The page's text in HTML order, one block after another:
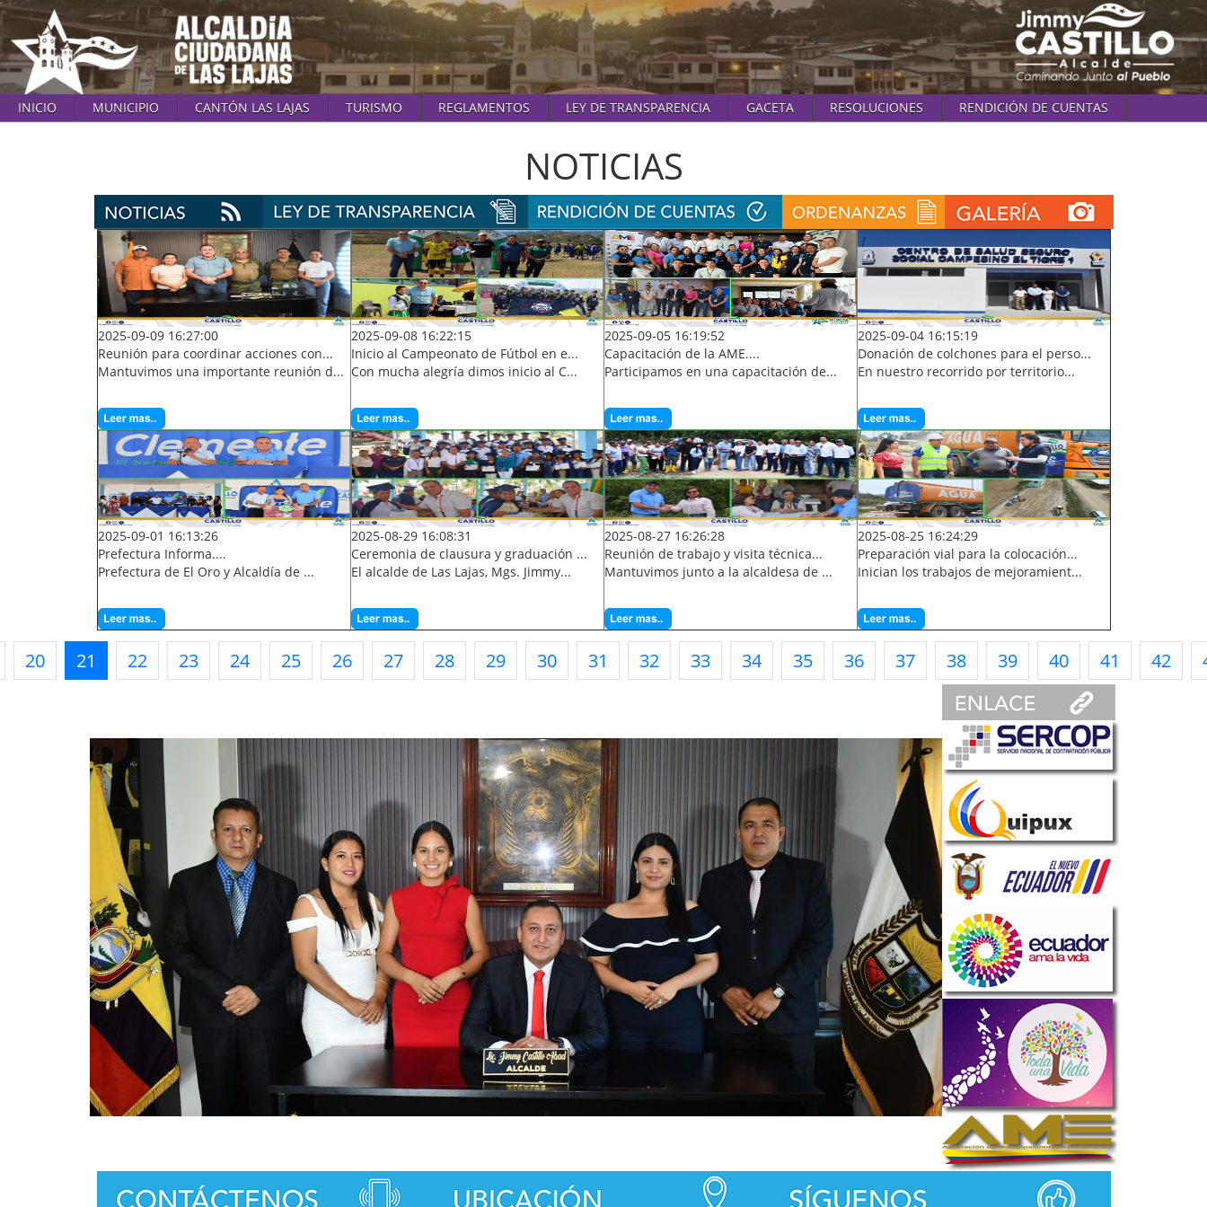
INICIO MUNICIPIO CANTÓN LAS LAJAS TURISMO REGLAMENTOS LEY DE TRANSPARENCIA GACETA RESOLUCIONES RENDICIÓN DE CUENTAS
NOTICIAS
2025-09-09 16:27:00
Reunión para coordinar acciones con...
Mantuvimos una importante reunión d...
2025-09-08 16:22:15
Inicio al Campeonato de Fútbol en e...
Con mucha alegría dimos inicio al C...
2025-09-05 16:19:52
Capacitación de la AME....
Participamos en una capacitación de...
2025-09-04 16:15:19
Donación de colchones para el perso...
En nuestro recorrido por territorio...
2025-09-01 16:13:26
Prefectura Informa....
Prefectura de El Oro y Alcaldía de ...
2025-08-29 16:08:31
Ceremonia de clausura y graduación ...
El alcalde de Las Lajas, Mgs. Jimmy...
2025-08-27 16:26:28
Reunión de trabajo y visita técnica...
Mantuvimos junto a la alcaldesa de ...
2025-08-25 16:24:29
Preparación vial para la colocación...
Inician los trabajos de mejoramient...
20 21 22 23 24 25 26 27 28 29 30 31 32 33 34 35 36 37 38 39 40 41 42